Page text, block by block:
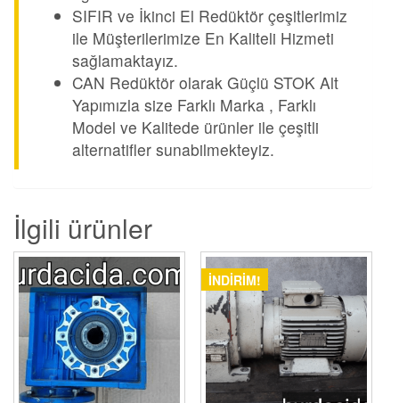
SIFIR ve İkinci El Redüktör çeşitlerimiz
ile Müşterilerimize En Kaliteli Hizmeti
sağlamaktayız.
CAN Redüktör olarak Güçlü STOK Alt
Yapımızla size Farklı Marka , Farklı
Model ve Kalitede ürünler ile çeşitli
alternatifler sunabilmekteyiz.
İlgili ürünler
İNDIRIM!